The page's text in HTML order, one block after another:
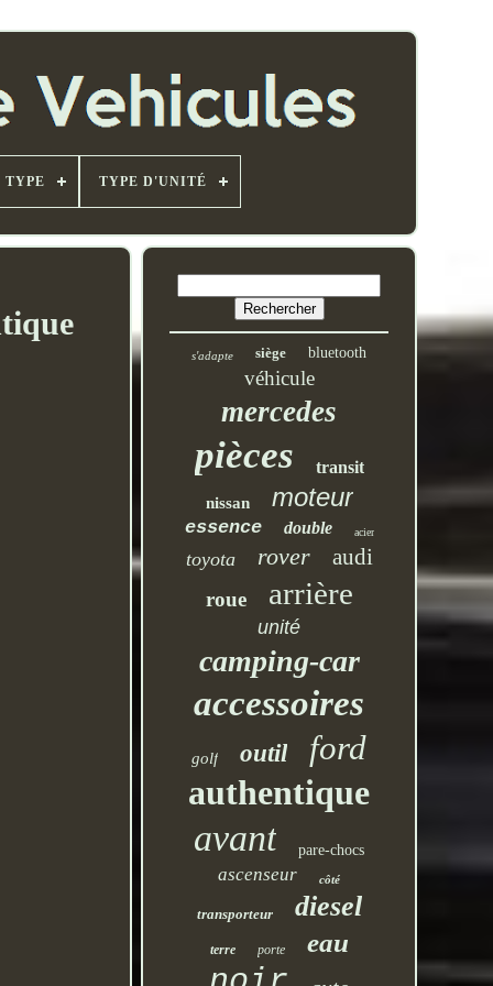
TYPE TYPE D'UNITÉ
s'adapte siège bluetooth
véhicule
mercedes
pièces transit
nissan moteur
essence double acier
toyota rover audi
roue arrière
unité
camping-car
accessoires
golf outil ford
authentique
avant pare-chocs
ascenseur côté
transporteur diesel
terre porte eau